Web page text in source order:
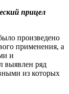
прицел
произведено
применения, а
и
выявлен ряд
из которых